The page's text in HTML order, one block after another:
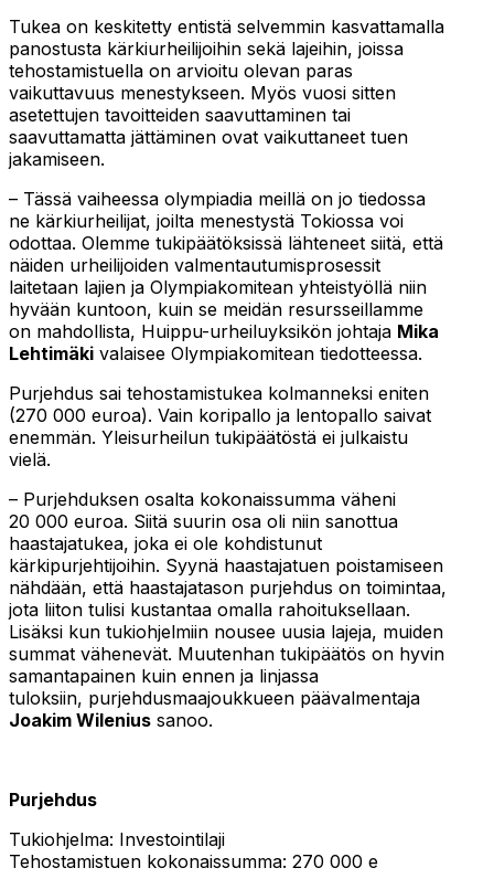
Tukea on keskitetty entistä selvemmin kasvattamalla
panostusta kärkiurheilijoihin sekä lajeihin, joissa
tehostamistuella on arvioitu olevan paras
vaikuttavuus menestykseen. Myös vuosi sitten
asetettujen tavoitteiden saavuttaminen tai
saavuttamatta jättäminen ovat vaikuttaneet tuen
jakamiseen.
– Tässä vaiheessa olympiadia meillä on jo tiedossa
ne kärkiurheilijat, joilta menestystä Tokiossa voi
odottaa. Olemme tukipäätöksissä lähteneet siitä, että
näiden urheilijoiden valmentautumisprosessit
laitetaan lajien ja Olympiakomitean yhteistyöllä niin
hyvään kuntoon, kuin se meidän resursseillamme
on mahdollista, Huippu-urheiluyksikön johtaja Mika
Lehtimäki valaisee Olympiakomitean tiedotteessa.
Purjehdus sai tehostamistukea kolmanneksi eniten
(270 000 euroa). Vain koripallo ja lentopallo saivat
enemmän. Yleisurheilun tukipäätöstä ei julkaistu
vielä.
– Purjehduksen osalta kokonaissumma väheni
20 000 euroa. Siitä suurin osa oli niin sanottua
haastajatukea, joka ei ole kohdistunut
kärkipurjehtijoihin. Syynä haastajatuen poistamiseen
nähdään, että haastajatason purjehdus on toimintaa,
jota liiton tulisi kustantaa omalla rahoituksellaan.
Lisäksi kun tukiohjelmiin nousee uusia lajeja, muiden
summat vähenevät. Muutenhan tukipäätös on hyvin
samantapainen kuin ennen ja linjassa
tuloksiin, purjehdusmaajoukkueen päävalmentaja
Joakim Wilenius sanoo.
Purjehdus
Tukiohjelma: Investointilaji
Tehostamistuen kokonaissumma: 270 000 e